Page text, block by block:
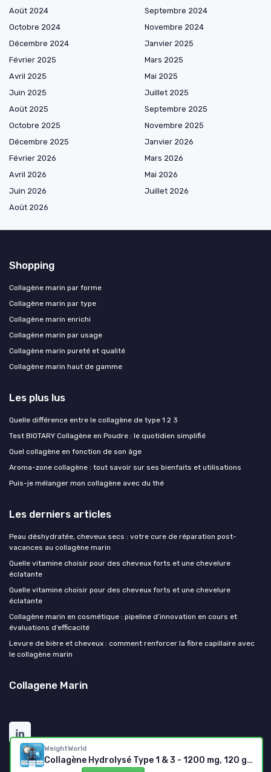
WeightWorld
Collagène Hydrolysé Type 1 & 3 - 1200 mg, 120 gélules
Août 2024
Septembre 2024
Octobre 2024
Novembre 2024
Décembre 2024
Janvier 2025
Février 2025
Mars 2025
Avril 2025
Mai 2025
Juin 2025
Juillet 2025
Août 2025
Septembre 2025
Octobre 2025
Novembre 2025
Décembre 2025
Janvier 2026
Février 2026
Mars 2026
Avril 2026
Mai 2026
Juin 2026
Juillet 2026
Août 2026
Shopping
Collagène marin par forme
Collagène marin par type
Collagène marin enrichi
Collagène marin par usage
Collagène marin pureté et qualité
Collagène marin haut de gamme
Les plus lus
Quelle différence entre le collagène de type 1 2 3
Test BIOTARY Collagène en Poudre : le quotidien simplifié
Quel collagène en fonction de son âge
Aroma-zone collagène : tout savoir sur ses bienfaits et utilisations
Puis-je mélanger mon collagène avec du thé
Les derniers articles
Peau déshydratée, cheveux secs : votre cure de réparation post-
vacances au collagène marin
Quelle vitamine choisir pour des cheveux forts et une chevelure
éclatante
Quelle vitamine choisir pour des cheveux forts et une chevelure
éclatante
Collagène marin en cosmétique : pipeline d’innovation en cours et
évaluations d’efficacité
Levure de bière et cheveux : comment renforcer la fibre capillaire avec
le collagène marin
Collagene Marin